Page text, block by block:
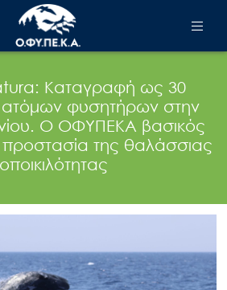
Καταγραφή ως 30
ατόμων φυσητήρων στην
Ο ΟΦΥΠΕΚΑ βασικός
προστασία της θαλάσσιας